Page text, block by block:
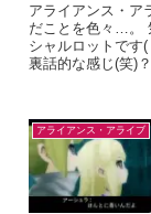
アライアンス・ア
だことを色々…。
シャルロットです(
裏話的な感じ(笑)
アライアンス・アライブ